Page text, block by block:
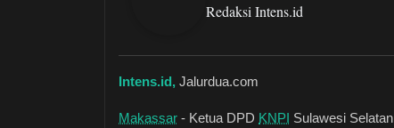
Redaksi Intens.id
Intens.id, Jalurdua.com
Makassar - Ketua DPD KNPI Sulawesi